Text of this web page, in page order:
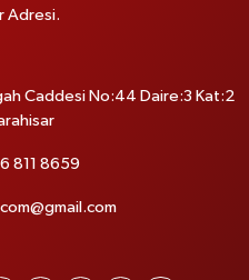
Adresi.
Caddesi No:44 Daire:3 Kat:2
811 8659